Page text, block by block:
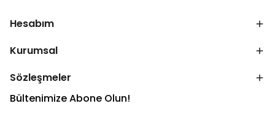
Hesabım
Kurumsal
Sözleşmeler
Bültenimize Abone Olun!